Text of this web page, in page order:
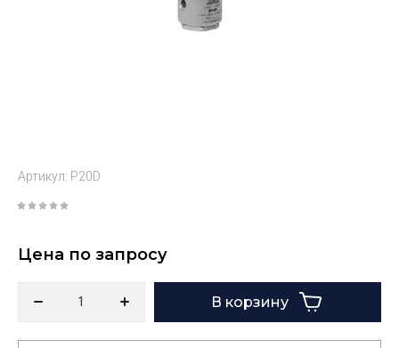
Артикул: P20D
Цена по запросу
В корзину